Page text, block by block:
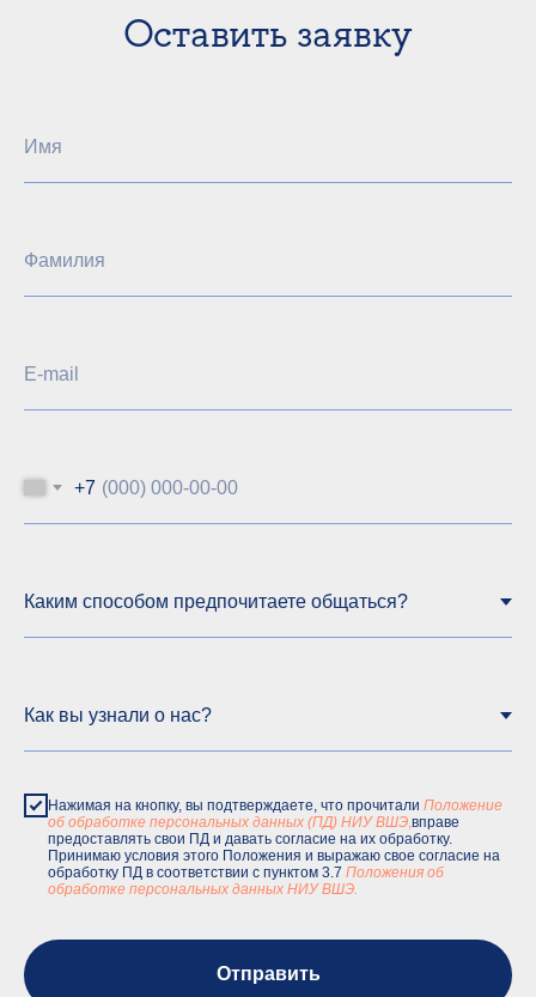
Оставить заявку
Имя
Фамилия
E-mail
+7
Нажимая на кнопку, вы подтверждаете, что прочитали Положение
об обработке персональных данных (ПД) НИУ ВШЭ вправе
предоставлять свои ПД и давать согласие на их обработку.
Принимаю условия этого Положения и выражаю свое согласие на
обработку ПД в соответствии с пунктом 3.7 Положения об
обработке персональных данных НИУ ВШЭ.
Отправить